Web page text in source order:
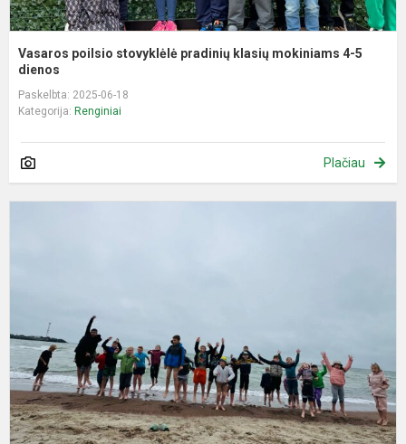
Vasaros poilsio stovyklėlė pradinių klasių mokiniams 4-5
dienos
Paskelbta: 2025-06-18
Kategorija: Renginiai
Plačiau